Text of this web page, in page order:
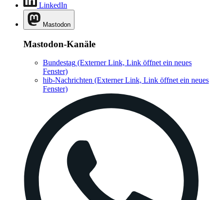
LinkedIn
Mastodon
Mastodon-Kanäle
Bundestag (Externer Link, Link öffnet ein neues
Fenster)
hib-Nachrichten (Externer Link, Link öffnet ein neues
Fenster)